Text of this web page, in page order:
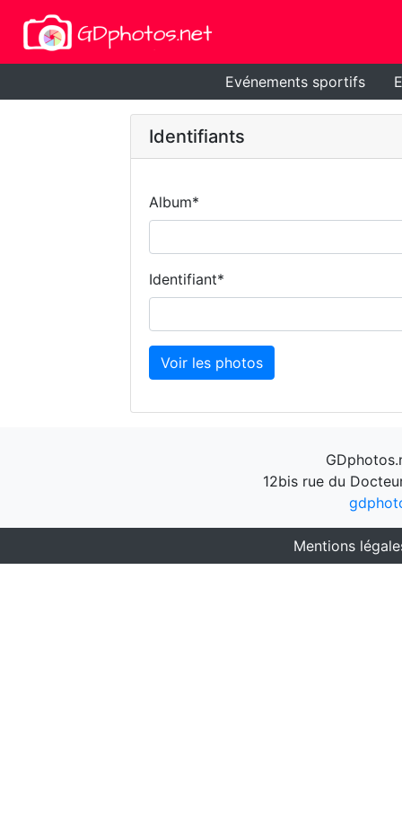
Evénements sportifs
Identifiants
Album*
Identifiant*
Voir les photos
12bis rue du
Mentions